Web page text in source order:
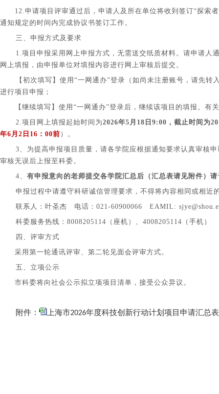
12.申请项目评审通过后，申请人及所在单位将收到签订“探索
通知规定的时间内完成协议书签订工作。
三、申报方式及要求
1.项目申报采用网上申报方式，无需送交纸质材料。请申请人
网上填报，由申报单位对填报内容进行网上审核后提交。
【初次填写】使用“一网通办”登录（如尚未注册账号，请先
进行项目申报；
【继续填写】使用“一网通办”登录后，继续该项目的填报。有
2.项目网上填报起始时间为2026年5月18日9:00，截止时间为
年6月2日16：00前 ） 。
3、为提高申报项目质量，请各学院应根据通知要求认真审核
审核无误后上报至科委。
4、 有申报意向的老师提交各学院汇总后（汇总表请见附件）请
申报过程中请遵守科研诚信管理要求，不得将内容相同或相
联系人：叶圣杰 电话：021-60900066 EAMIL: sjye@sho
科委服务热线： 8008205114 （座机）、 4008205114 （手机）
四、评审方式
采用第一轮通讯评审、第二轮见面会评审方式。
五、立项公示
市科委将向社会公示拟立项项目清单，接受公众异议。
附件： 上海市2026年度科技创新行动计划项目申请汇总